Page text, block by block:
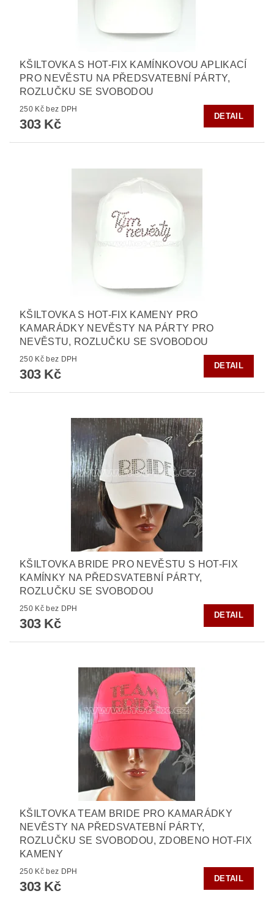
KŠILTOVKA S HOT-FIX KAMÍNKOVOU APLIKACÍ
PRO NEVĚSTU NA PŘEDSVATEBNÍ PÁRTY,
ROZLUČKU SE SVOBODOU
250 Kč bez DPH
303 Kč
DETAIL
KŠILTOVKA S HOT-FIX KAMENY PRO
KAMARÁDKY NEVĚSTY NA PÁRTY PRO
NEVĚSTU, ROZLUČKU SE SVOBODOU
250 Kč bez DPH
303 Kč
DETAIL
KŠILTOVKA BRIDE PRO NEVĚSTU S HOT-FIX
KAMÍNKY NA PŘEDSVATEBNÍ PÁRTY,
ROZLUČKU SE SVOBODOU
250 Kč bez DPH
303 Kč
DETAIL
KŠILTOVKA TEAM BRIDE PRO KAMARÁDKY
NEVĚSTY NA PŘEDSVATEBNÍ PÁRTY,
ROZLUČKU SE SVOBODOU, ZDOBENO HOT-FIX
KAMENY
250 Kč bez DPH
303 Kč
DETAIL